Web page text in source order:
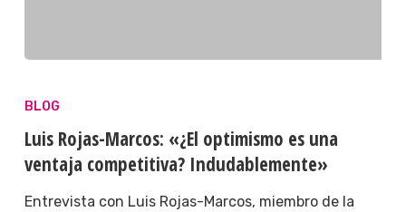
BLOG
Luis Rojas-Marcos: «¿El optimismo es una
ventaja competitiva? Indudablemente»
Entrevista con Luis Rojas-Marcos, miembro de la